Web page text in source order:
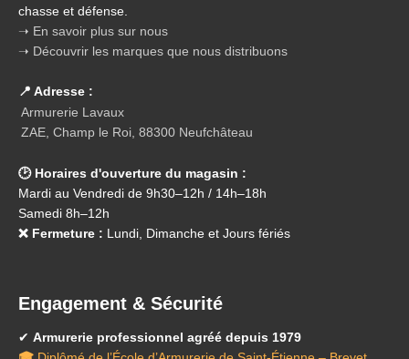
chasse et défense.
➝ En savoir plus sur nous
➝ Découvrir les marques que nous distribuons
📍 Adresse :
Armurerie Lavaux
ZAE, Champ le Roi, 88300 Neufchâteau
🕑 Horaires d'ouverture du magasin :
Mardi au Vendredi de 9h30–12h / 14h–18h
Samedi 8h–12h
❌ Fermeture : Lundi, Dimanche et Jours fériés
Engagement & Sécurité
✔ Armurerie professionnel agréé depuis 1979